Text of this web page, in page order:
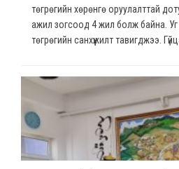
төгрөгийн хөрөнгө оруулалттай
ажил зогсоод 4 жил болж байна.
төгрөгийн санхүүжилт тавигджээ.